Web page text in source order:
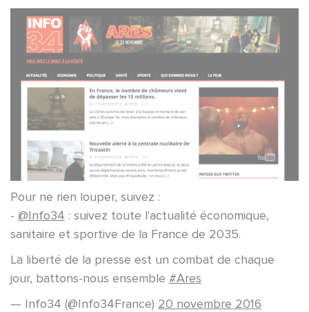
Pour ne rien louper, suivez :
- @Info34 : suivez toute l'actualité économique,
sanitaire et sportive de la France de 2035.
La liberté de la presse est un combat de chaque
jour, battons-nous ensemble #Ares
— Info34 (@Info34France) 20 novembre 2016